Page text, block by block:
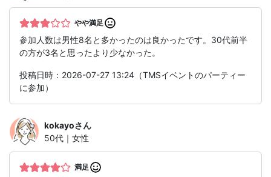
やや満足
参加人数は男性8名と多かったのは良かったです。30代前半
の方が3名と思ったより少なかった。
投稿日時：2026-07-27 13:24（TMSイベントのパーティー
に参加）
kokayoさん
50代｜女性
満足